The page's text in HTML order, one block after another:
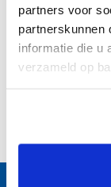
partners voor
partnerskunnen
informatie die u
verzameld op